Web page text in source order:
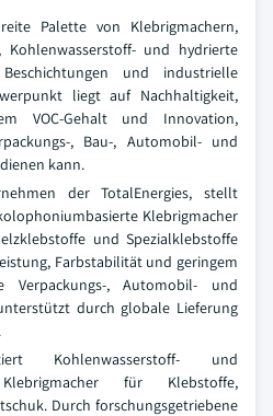
Palette von Klebrigmachern,
und hydrierte
und industrielle
liegt auf Nachhaltigkeit,
VOC-Gehalt und Innovation,
, Bau-, Automobil- und
kann.
der TotalEnergies, stellt
Klebrigmacher
und Spezialklebstoffe
Farbstabilität und geringem
, Automobil- und
durch globale Lieferung
Kohlenwasserstoff- und
für Klebstoffe,
Durch forschungsgetriebene